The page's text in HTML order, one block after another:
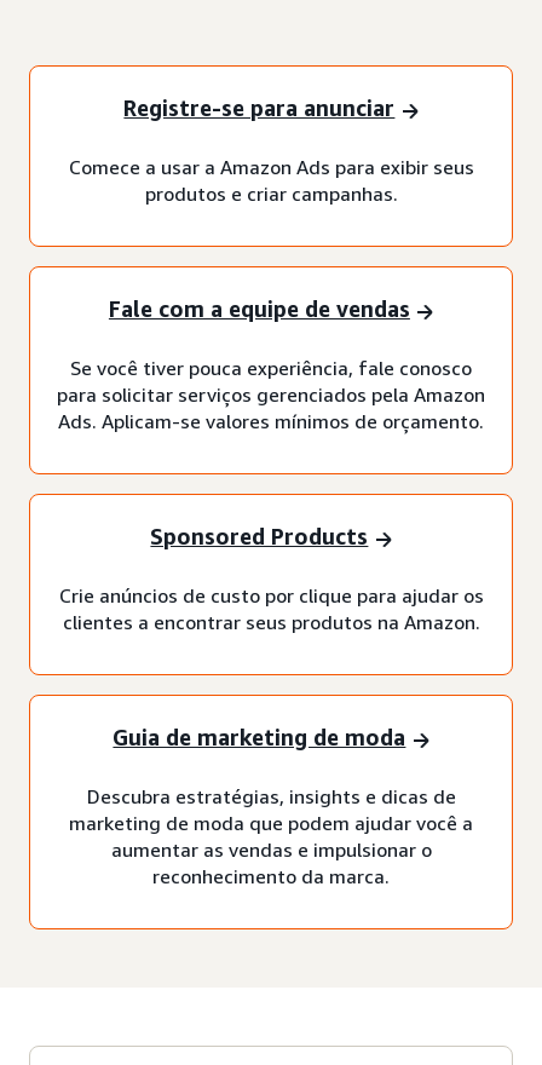
Registre-se para anunciar
Comece a usar a Amazon Ads para exibir seus
produtos e criar campanhas.
Fale com a equipe de vendas
Se você tiver pouca experiência, fale conosco
para solicitar serviços gerenciados pela Amazon
Ads. Aplicam-se valores mínimos de orçamento.
Sponsored Products
Crie anúncios de custo por clique para ajudar os
clientes a encontrar seus produtos na Amazon.
Guia de marketing de moda
Descubra estratégias, insights e dicas de
marketing de moda que podem ajudar você a
aumentar as vendas e impulsionar o
reconhecimento da marca.